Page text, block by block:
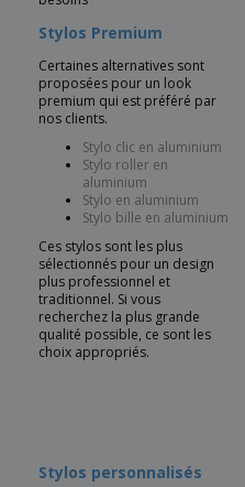
Stylos Premium
Certaines alternatives sont
proposées pour un look
premium qui est préféré par
nos clients.
Stylo clic en aluminium
Stylo roller en
aluminium
Stylo en aluminium
Stylo bille en aluminium
Ces stylos sont les plus
sélectionnés pour un design
plus professionnel et
traditionnel. Si vous
recherchez la plus grande
qualité possible, ce sont les
choix appropriés.
Stylos personnalisés